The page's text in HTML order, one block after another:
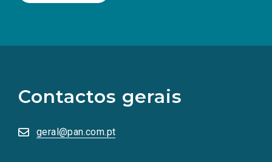
Contactos gerais
geral@pan.com.pt
redes
sociais
numa
nova